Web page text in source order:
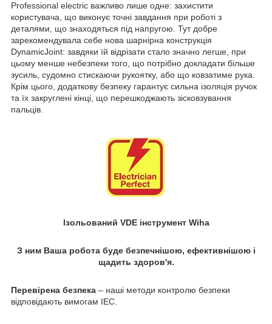
Professional electric важливо лише одне: захистити
користувача, що виконує точні завдання при роботі з
деталями, що знаходяться під напругою. Тут добре
зарекомендувала себе нова шарнірна конструкція
DynamicJoint: завдяки їй відрізати стало значно легше, при
цьому менше небезпеки того, що потрібно докладати більше
зусиль, судомно стискаючи рукоятку, або що ковзатиме рука.
Крім цього, додаткову безпеку гарантує сильна ізоляція ручок
та їх закруглені кінці, що перешкоджають зісковзування
пальців.
Ізольований VDE інструмент Wiha
З ним Ваша робота буде безпечнішою, ефективнішою і
щадить здоров'я.
Перевірена безпека – наші методи контролю безпеки
відповідають вимогам IEC.